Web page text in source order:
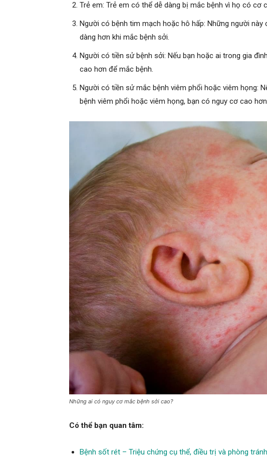
Trẻ em: Trẻ em có thể dễ dàng bị mắc bệnh vì họ có cơ
Người có bệnh tim mạch hoặc hô hấp: Những người
dàng hơn khi mắc bệnh sởi.
Người có tiền sử bệnh sởi: Nếu bạn hoặc ai trong gia
cao hơn để mắc bệnh.
Người có tiền sử mắc bệnh viêm phổi hoặc viêm họng:
bệnh viêm phổi hoặc viêm họng, bạn có nguy cơ cao
Những ai có nguy cơ mắc bệnh sởi cao?
Có thể bạn quan tâm:
Bệnh sốt rét – Triệu chứng cụ thể, điều trị và phòng tránh